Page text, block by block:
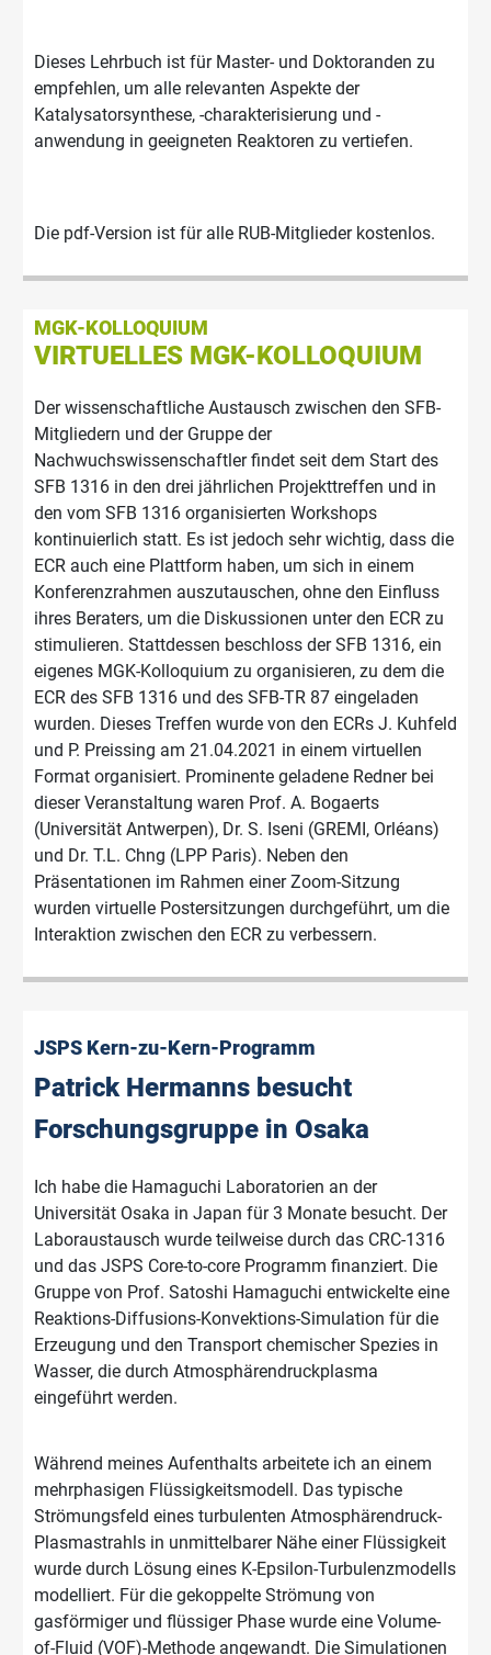
Dieses Lehrbuch ist für Master- und Doktoranden zu
empfehlen, um alle relevanten Aspekte der
Katalysatorsynthese, -charakterisierung und -
anwendung in geeigneten Reaktoren zu vertiefen.
Die pdf-Version ist für alle RUB-Mitglieder kostenlos.
MGK-KOLLOQUIUM
VIRTUELLES MGK-KOLLOQUIUM
Der wissenschaftliche Austausch zwischen den SFB-
Mitgliedern und der Gruppe der
Nachwuchswissenschaftler findet seit dem Start des
SFB 1316 in den drei jährlichen Projekttreffen und in
den vom SFB 1316 organisierten Workshops
kontinuierlich statt. Es ist jedoch sehr wichtig, dass die
ECR auch eine Plattform haben, um sich in einem
Konferenzrahmen auszutauschen, ohne den Einfluss
ihres Beraters, um die Diskussionen unter den ECR zu
stimulieren. Stattdessen beschloss der SFB 1316, ein
eigenes MGK-Kolloquium zu organisieren, zu dem die
ECR des SFB 1316 und des SFB-TR 87 eingeladen
wurden. Dieses Treffen wurde von den ECRs J. Kuhfeld
und P. Preissing am 21.04.2021 in einem virtuellen
Format organisiert. Prominente geladene Redner bei
dieser Veranstaltung waren Prof. A. Bogaerts
(Universität Antwerpen), Dr. S. Iseni (GREMI, Orléans)
und Dr. T.L. Chng (LPP Paris). Neben den
Präsentationen im Rahmen einer Zoom-Sitzung
wurden virtuelle Postersitzungen durchgeführt, um die
Interaktion zwischen den ECR zu verbessern.
JSPS Kern-zu-Kern-Programm
Patrick Hermanns besucht
Forschungsgruppe in Osaka
Ich habe die Hamaguchi Laboratorien an der
Universität Osaka in Japan für 3 Monate besucht. Der
Laboraustausch wurde teilweise durch das CRC-1316
und das JSPS Core-to-core Programm finanziert. Die
Gruppe von Prof. Satoshi Hamaguchi entwickelte eine
Reaktions-Diffusions-Konvektions-Simulation für die
Erzeugung und den Transport chemischer Spezies in
Wasser, die durch Atmosphärendruckplasma
eingeführt werden.
Während meines Aufenthalts arbeitete ich an einem
mehrphasigen Flüssigkeitsmodell. Das typische
Strömungsfeld eines turbulenten Atmosphärendruck-
Plasmastrahls in unmittelbarer Nähe einer Flüssigkeit
wurde durch Lösung eines K-Epsilon-Turbulenzmodells
modelliert. Für die gekoppelte Strömung von
gasförmiger und flüssiger Phase wurde eine Volume-
of-Fluid (VOF)-Methode angewandt. Die Simulationen